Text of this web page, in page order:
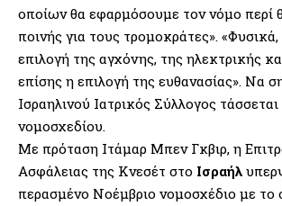
οποίων θα εφαρμόσουμε τον νόμο περί
ποινής για τους τρομοκράτες».
επιλογή της αγχόνης, της ηλεκτρικής
επίσης η επιλογή της ευθανασίας». Να
Ισραηλινού Ιατρικός Σύλλογος
νομοσχεδίου.
Με πρόταση Ιτάμαρ Μπεν Γκβιρ, η
Ασφάλειας της Κνεσέτ στο Ισραήλ
περασμένο Νοέμβριο νομοσχέδιο με το